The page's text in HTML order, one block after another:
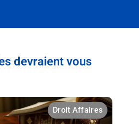
devraient vous
Droit Affaires